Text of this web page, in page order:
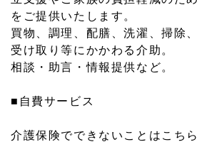
をご提供いたします。
買物、調理、配膳、洗濯、掃除
受け取り等にかかわる介助。
相談・助言・情報提供など。
■自費サービス
介護保険でできないことはこち